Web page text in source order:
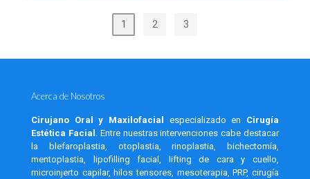
1 2 3
Acerca de Nosotros
Cirujano Oral y Maxilofacial especializado en Cirugía
Estética Facial . Entre nuestras intervenciones cabe destacar
la blefaroplastia, otoplastia, rinoplastia, bichectomía,
mentoplastia, lipofilling facial, lifting de cara y cuello,
microinjerto capilar, hilos tensores, mesoterapia, PRP, cirugía